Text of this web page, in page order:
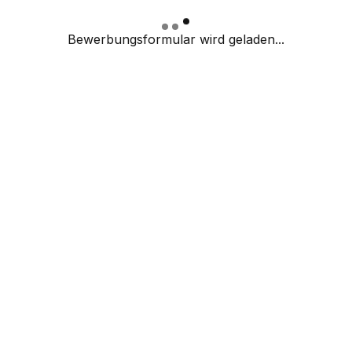
Bewerbungsformular wird geladen...